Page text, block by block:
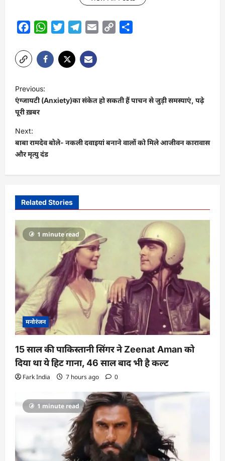
FacebookWhatsAppTwitterTelegram
Email
Copy
o
s
t
n
a
v
g
a
t
o
n
Previous:
एंग्जायटी (Anxiety)का संकेत हो सकती हैं पाचन से जुड़ी समस्याएं, पढ़े
पूरी ख़बर
Next:
बाबा रामदेव बोले- नकली दवाइयां बनाने वालों को मिले आजीवन कारावास
और मृत्यु दंड
Related Stories
1 minute read
मनोरंजन
15 साल की पाकिस्तानी सिंगर ने Zeenat Aman को
दिया था ये हिट गाना, 46 साल बाद भी है कल्ट
Fark India 7 hours ago 0
1 minute read